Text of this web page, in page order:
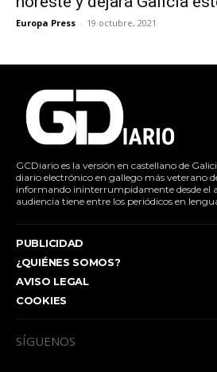
Europa Press - 19 octubre, 2021
GCDiario es la versión en castellano de
diario electrónico en gallego más veterano
informando ininterrumpidamente desde el
audiencia tiene entre los periódicos en
PUBLICIDAD
¿QUIÉNES SOMOS?
AVISO LEGAL
COOKIES
SÍGUENOS